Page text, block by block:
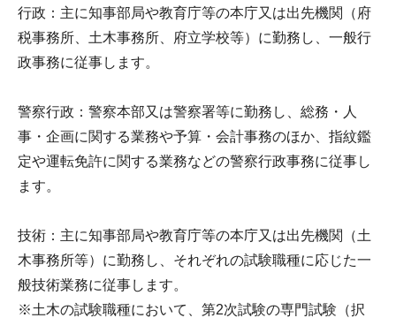
行政：主に知事部局や教育庁等の本庁又は出先機関（府
税事務所、土木事務所、府立学校等）に勤務し、一般行
政事務に従事します。
警察行政：警察本部又は警察署等に勤務し、総務・人
事・企画に関する業務や予算・会計事務のほか、指紋鑑
定や運転免許に関する業務などの警察行政事務に従事し
ます。
技術：主に知事部局や教育庁等の本庁又は出先機関（土
木事務所等）に勤務し、それぞれの試験職種に応じた一
般技術業務に従事します。
※土木の試験職種において、第2次試験の専門試験（択